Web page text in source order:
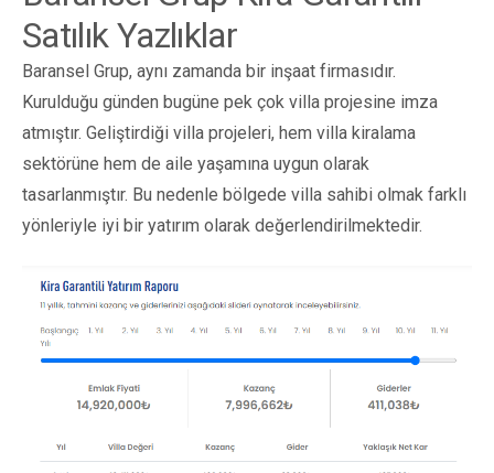
Satılık Yazlıklar
Baransel Grup, aynı zamanda bir inşaat firmasıdır.
Kurulduğu günden bugüne pek çok villa projesine imza
atmıştır. Geliştirdiği villa projeleri, hem villa kiralama
sektörüne hem de aile yaşamına uygun olarak
tasarlanmıştır. Bu nedenle bölgede villa sahibi olmak farklı
yönleriyle iyi bir yatırım olarak değerlendirilmektedir.